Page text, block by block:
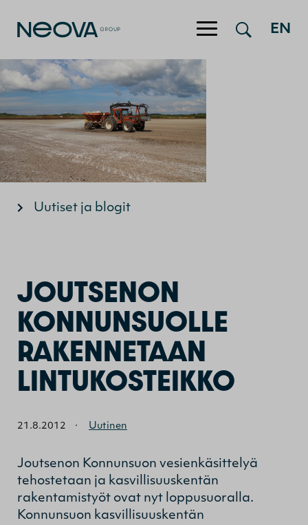
Hyppää sisältöön EN
Uutiset ja blogit
JOUTSENON
KONNUNSUOLLE
RAKENNETAAN
LINTUKOSTEIKKO
21.8.2012 · Uutinen
Joutsenon Konnunsuon vesienkäsittelyä
tehostetaan ja kasvillisuuskentän
rakentamistyöt ovat nyt loppusuoralla.
Konnunsuon kasvillisuuskentän